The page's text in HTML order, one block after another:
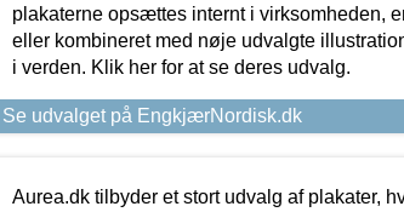
plakaterne opsættes internt i virksomheden,
eller kombineret med nøje udvalgte
i verden. Klik her for at se deres udvalg.
Se udvalget på EngkjærNordisk.dk
Aurea.dk tilbyder et stort udvalg af plakater,